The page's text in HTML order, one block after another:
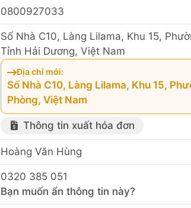
0800927033
Số Nhà C10, Làng Lilama, Khu 15,
Tỉnh Hải Dương, Việt Nam
Địa chỉ mới:
Số Nhà C10, Làng Lilama, Khu 15,
Phòng, Việt Nam
Thông tin xuất hóa đơn
Hoàng Văn Hùng
0320 385 051
Bạn muốn ẩn thông tin này?